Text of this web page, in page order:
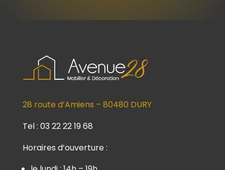
28 route d’Amiens – 80480 DURY
Tel : 03 22 22 19 68
Horaires d’ouverture :